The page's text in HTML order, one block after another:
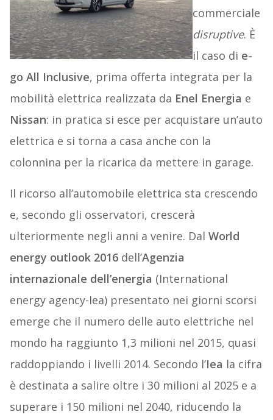
commerciale
disruptive. È
il caso di e-
go All Inclusive, prima offerta integrata per la
mobilità elettrica realizzata da Enel Energia e
Nissan: in pratica si esce per acquistare un’auto
elettrica e si torna a casa anche con la
colonnina per la ricarica da mettere in garage.
Il ricorso all’automobile elettrica sta crescendo
e, secondo gli osservatori, crescerà
ulteriormente negli anni a venire. Dal World
energy outlook 2016dell’Agenzia
internazionale dell’energia (International
energy agency-Iea) presentato nei giorni scorsi
emerge che il numero delle auto elettriche nel
mondo ha raggiunto 1,3 milioni nel 2015, quasi
raddoppiando i livelli 2014. Secondo l’Iea la cifra
è destinata a salire oltre i 30 milioni al 2025 e a
superare i 150 milioni nel 2040, riducendo la